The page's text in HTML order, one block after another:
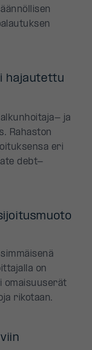
hajautettu
ja
Rahaston
eri
debt-
on
omaisuuserät
rikotaan.